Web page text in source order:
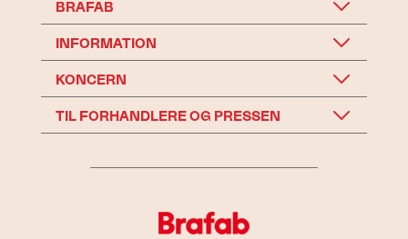
BRAFAB
INFORMATION
KONCERN
TIL FORHANDLERE OG PRESSEN